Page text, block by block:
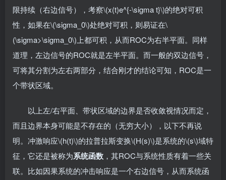
限持续（右边信号），考察\(x(t)e^{-\sigma t}\)的绝对可积
性，如果在\(\sigma_0\)处绝对可积，则易证在\
(\sigma>\sigma_0\)上都可积，从而ROC为右半平面。同样
道理，左边信号的ROC就是左半平面。而一般的双边信号，
可将其分割为左右两部分，结合刚才的结论可知，ROC是一
个带状区域。
以上左/右平面、带状区域的边界是否收敛视情况而定，
而且边界本身可能是不存在的（无穷大小），以下不再说
明。冲激响应\(h(t)\)的拉普拉斯变换\(H(s)\)是系统的\(s\)域特
征，它还是被称为系统函数 ，其ROC与系统性质有着一些关
联。比如因果系统的冲击响应是一个右边信号，从而系统函